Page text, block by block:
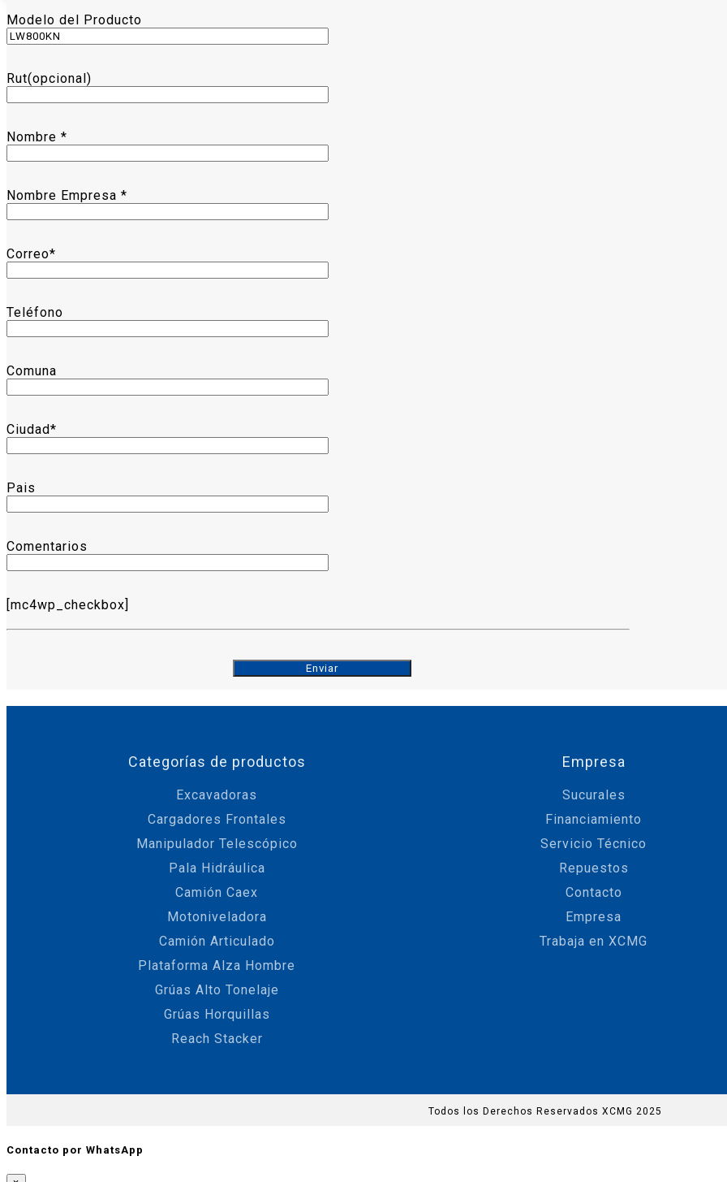
Modelo del Producto
Rut(opcional)
Nombre *
Nombre Empresa *
Correo*
Teléfono
Comuna
Ciudad*
Pais
Comentarios
[mc4wp_checkbox]
Categorías de productos
Excavadoras
Cargadores Frontales
Manipulador Telescópico
Pala Hidráulica
Camión Caex
Motoniveladora
Camión Articulado
Plataforma Alza Hombre
Grúas Alto Tonelaje
Grúas Horquillas
Reach Stacker
Empresa
Sucurales
Financiamiento
Servicio Técnico
Repuestos
Contacto
Empresa
Trabaja en XCMG
Todos los Derechos Reservados XCMG 2025
Contacto por WhatsApp